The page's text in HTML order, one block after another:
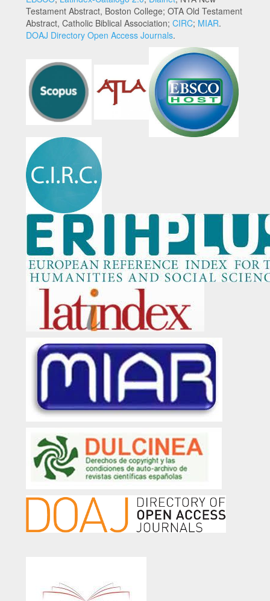
Testament Abstract, Boston College; OTA Old Testament
Abstract, Catholic Biblical Association; CIRC; MIAR.
DOAJ Directory Open Access Journals.